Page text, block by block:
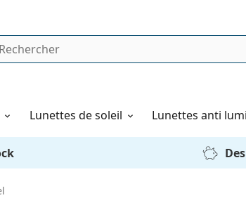
Lunettes de soleil Lunettes anti